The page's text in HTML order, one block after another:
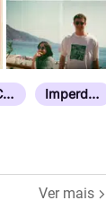
Aclamado Pela Crítica Imperdível
Ver mais